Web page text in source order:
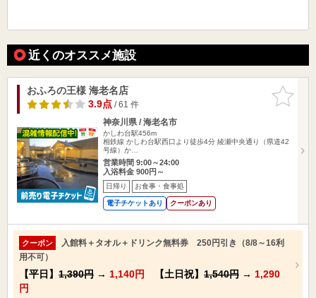
近くのオススメ施設
お気に入
りに追加
おふろの王様 海老名店
3.9点/ 61 件
神奈川県 / 海老名市
かしわ台駅456m
相鉄線 かしわ台駅西口より徒歩4分 綾瀬中央通り（県道42
号線）か…
営業時間 9:00～24:00
入浴料金 900円～
日帰り お食事・食事処
電子チケットあり クーポンあり
クーポン
入館料＋タオル＋ドリンク無料券 250円引き（8/8～16利
用不可）
【平日】 1,390円 → 1,140円 【土日祝】 1,540円 → 1,290
円